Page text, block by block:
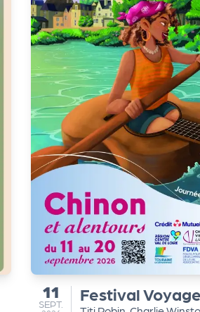
du
11
SEPTEMBRE
SEPT.
Festival